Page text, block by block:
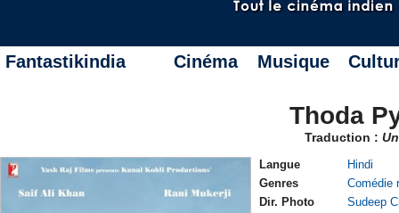
Fantastikindia Cinéma Musique
Thoda
Traduction :
Langue
Hindi
Genres
Comédie
Dir. Photo
Sudeep